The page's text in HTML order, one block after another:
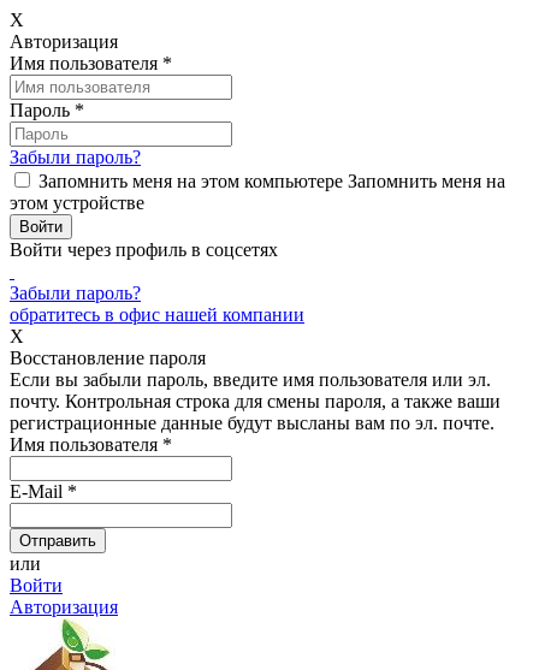
X
Авторизация
Имя пользователя *
Пароль *
Забыли пароль?
Запомнить меня на этом компьютере Запомнить меня на
этом устройстве
Войти через профиль в соцсетях
Забыли пароль?
обратитесь в офис нашей компании
X
Восстановление пароля
Если вы забыли пароль, введите имя пользователя или эл.
почту. Контрольная строка для смены пароля, а также ваши
регистрационные данные будут высланы вам по эл. почте.
Имя пользователя *
E-Mail *
или
Войти
Авторизация